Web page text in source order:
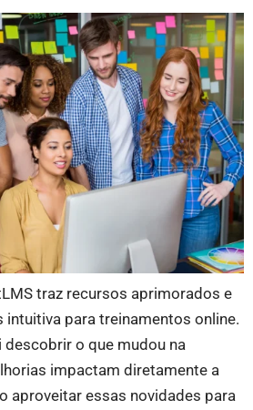
traz recursos aprimorados e
intuitiva para treinamentos online.
descobrir o que mudou na
impactam diretamente a
aproveitar essas novidades para